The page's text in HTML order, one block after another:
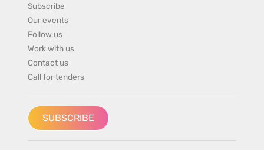
Subscribe
Our events
Follow us
Work with us
Contact us
Call for tenders
SUBSCRIBE